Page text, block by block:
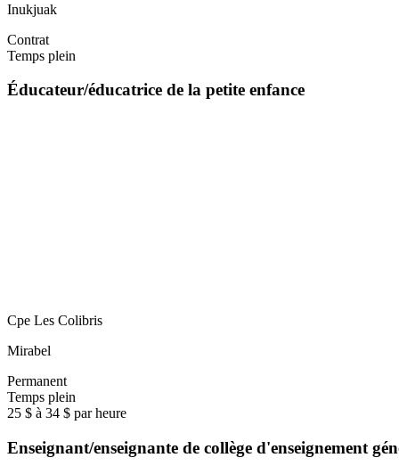
Inukjuak
Contrat
Temps plein
Éducateur/éducatrice de la petite enfance
Cpe Les Colibris
Mirabel
Permanent
Temps plein
25 $ à 34 $ par heure
Enseignant/enseignante de collège d'enseignement